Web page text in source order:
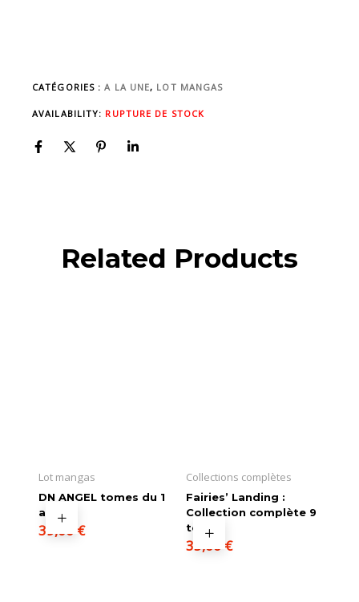
CATÉGORIES :A LA UNE, LOT MANGAS
AVAILABILITY: RUPTURE DE STOCK
Related Products
Lot mangas
DN ANGEL tomes du 1
au 11
39,00 €
Collections complètes
Fairies’ Landing :
Collection complète 9
tomes
35,00 €